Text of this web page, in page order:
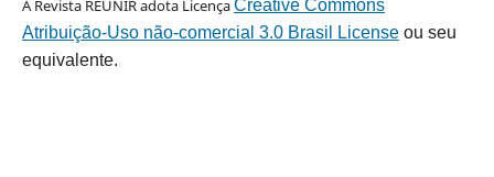
A Revista REUNIR adota LicençaCreative Commons
Atribuição-Uso não-comercial 3.0 Brasil Licenseou seu
equivalente.